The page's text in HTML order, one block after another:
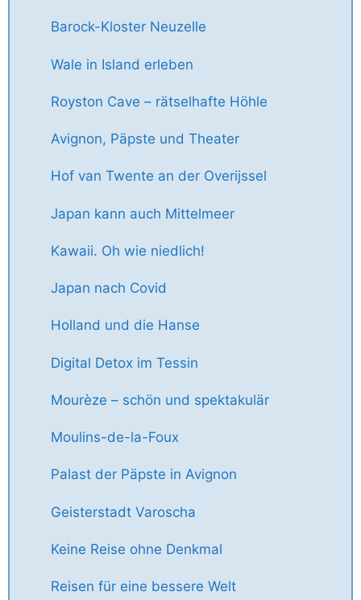
Barock-Kloster Neuzelle
Wale in Island erleben
Royston Cave – rätselhafte Höhle
Avignon, Päpste und Theater
Hof van Twente an der Overijssel
Japan kann auch Mittelmeer
Kawaii. Oh wie niedlich!
Japan nach Covid
Holland und die Hanse
Digital Detox im Tessin
Mourèze – schön und spektakulär
Moulins-de-la-Foux
Palast der Päpste in Avignon
Geisterstadt Varoscha
Keine Reise ohne Denkmal
Reisen für eine bessere Welt